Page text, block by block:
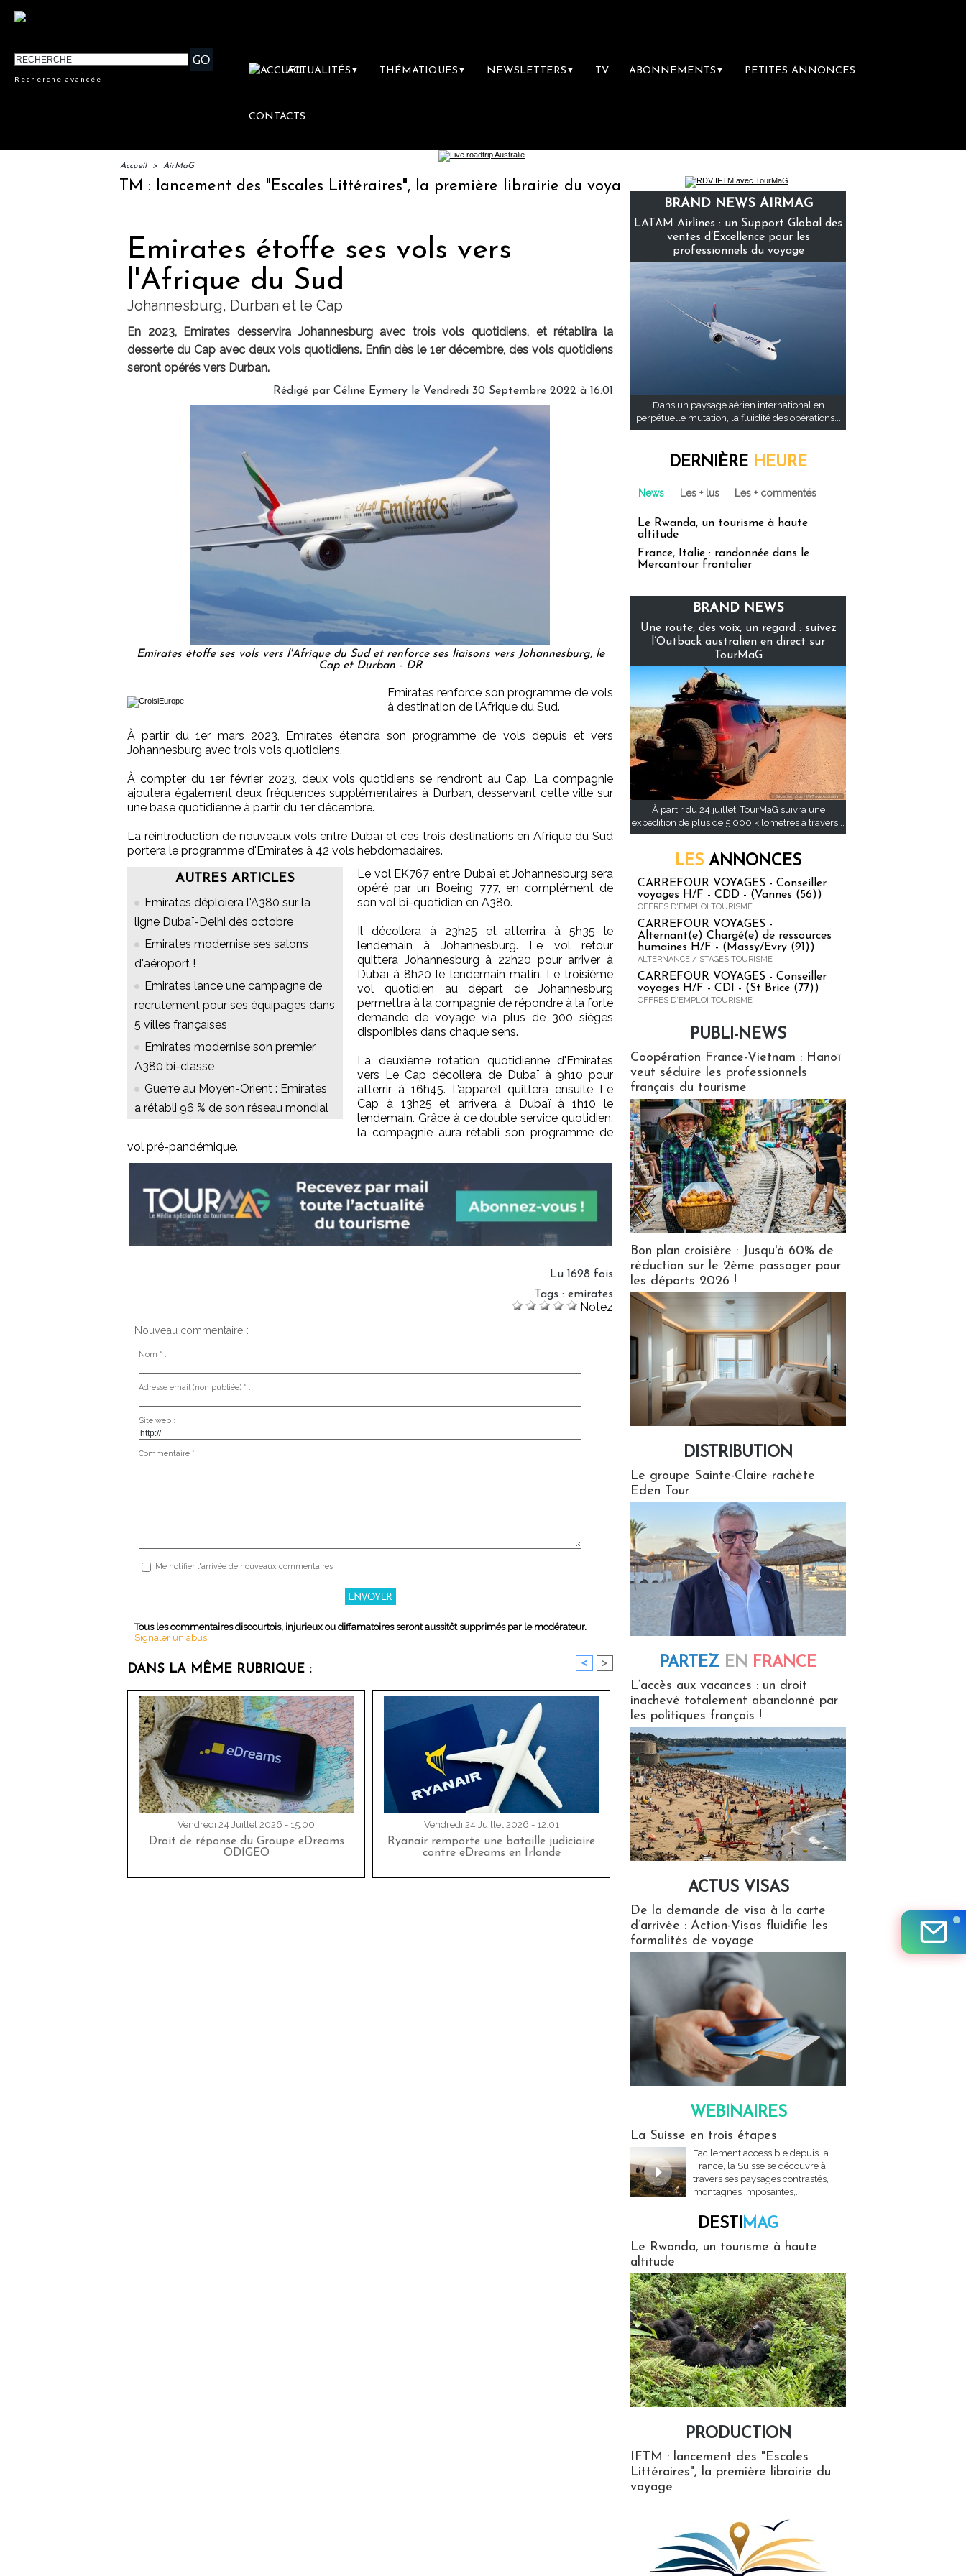
Recherche avancée
ACTUALITÉS ▼ THÉMATIQUES ▼ NEWSLETTERS ▼ TV ABONNEMENTS ▼ PETITES ANNONCES
CONTACTS
Accueil > AirMaG
IFTM : lancement des "Escales Littéraires", la première librairie du voyage Le groupe Sainte-Claire rachète Eden Tour
Emirates étoffe ses vols vers
l'Afrique du Sud
Johannesburg, Durban et le Cap
En 2023, Emirates desservira Johannesburg avec trois vols quotidiens, et rétablira la
desserte du Cap avec deux vols quotidiens. Enfin dès le 1er décembre, des vols quotidiens
seront opérés vers Durban.
Rédigé par Céline Eymery le Vendredi 30 Septembre 2022 à 16:01
Emirates étoffe ses vols vers l'Afrique du Sud et renforce ses liaisons vers Johannesburg, le
Cap et Durban - DR
Emirates renforce son programme de vols
à destination de l'Afrique du Sud.
À partir du 1er mars 2023, Emirates étendra son programme de vols depuis et vers
Johannesburg avec trois vols quotidiens.
À compter du 1er février 2023, deux vols quotidiens se rendront au Cap. La compagnie
ajoutera également deux fréquences supplémentaires à Durban, desservant cette ville sur
une base quotidienne à partir du 1er décembre.
La réintroduction de nouveaux vols entre Dubaï et ces trois destinations en Afrique du Sud
portera le programme d'Emirates à 42 vols hebdomadaires.
AUTRES ARTICLES
Emirates déploiera l'A380 sur la
ligne Dubaï-Delhi dès octobre
Emirates modernise ses salons
d'aéroport !
Emirates lance une campagne de
recrutement pour ses équipages dans
5 villes françaises
Emirates modernise son premier
A380 bi-classe
Guerre au Moyen-Orient : Emirates
a rétabli 96 % de son réseau mondial
Le vol EK767 entre Dubaï et Johannesburg sera
opéré par un Boeing 777, en complément de
son vol bi-quotidien en A380.
Il décollera à 23h25 et atterrira à 5h35 le
lendemain à Johannesburg. Le vol retour
quittera Johannesburg à 22h20 pour arriver à
Dubaï à 8h20 le lendemain matin. Le troisième
vol quotidien au départ de Johannesburg
permettra à la compagnie de répondre à la forte
demande de voyage via plus de 300 sièges
disponibles dans chaque sens.
La deuxième rotation quotidienne d'Emirates
vers Le Cap décollera de Dubaï à 9h10 pour
atterrir à 16h45. L’appareil quittera ensuite Le
Cap à 13h25 et arrivera à Dubaï à 1h10 le
lendemain. Grâce à ce double service quotidien,
la compagnie aura rétabli son programme de
vol pré-pandémique.
Lu 1698 fois
Tags : emirates
Notez
Nouveau commentaire :
Nom * :
Adresse email (non publiée) * :
Site web :
Commentaire * :
Me notifier l'arrivée de nouveaux commentaires
Tous les commentaires discourtois, injurieux ou diffamatoires seront aussitôt supprimés par le modérateur.
Signaler un abus
DANS LA MÊME RUBRIQUE : < >
Vendredi 24 Juillet 2026 - 15:00
Droit de réponse du Groupe eDreams
ODIGEO
Vendredi 24 Juillet 2026 - 12:01
Ryanair remporte une bataille judiciaire
contre eDreams en Irlande
BRAND NEWS AIRMAG
LATAM Airlines : un Support Global des
ventes d’Excellence pour les
professionnels du voyage
Dans un paysage aérien international en
perpétuelle mutation, la fluidité des opérations...
DERNIÈRE HEURE
News Les + lus Les + commentés
Le Rwanda, un tourisme à haute
altitude
France, Italie : randonnée dans le
Mercantour frontalier
BRAND NEWS
Une route, des voix, un regard : suivez
l’Outback australien en direct sur
TourMaG
À partir du 24 juillet, TourMaG suivra une
expédition de plus de 5 000 kilomètres à travers...
LES ANNONCES
CARREFOUR VOYAGES - Conseiller
voyages H/F - CDD - (Vannes (56))
OFFRES D'EMPLOI TOURISME
CARREFOUR VOYAGES -
Alternant(e) Chargé(e) de ressources
humaines H/F - (Massy/Evry (91))
ALTERNANCE / STAGES TOURISME
CARREFOUR VOYAGES - Conseiller
voyages H/F - CDI - (St Brice (77))
OFFRES D'EMPLOI TOURISME
PUBLI-NEWS
Coopération France-Vietnam : Hanoï
veut séduire les professionnels
français du tourisme
Bon plan croisière : Jusqu'à 60% de
réduction sur le 2ème passager pour
les départs 2026 !
DISTRIBUTION
Le groupe Sainte-Claire rachète
Eden Tour
PARTEZ EN FRANCE
L’accès aux vacances : un droit
inachevé totalement abandonné par
les politiques français !
ACTUS VISAS
De la demande de visa à la carte
d’arrivée : Action-Visas fluidifie les
formalités de voyage
WEBINAIRES
La Suisse en trois étapes
Facilement accessible depuis la
France, la Suisse se découvre à
travers ses paysages contrastés,
montagnes imposantes,...
DESTIMAG
Le Rwanda, un tourisme à haute
altitude
PRODUCTION
IFTM : lancement des "Escales
Littéraires", la première librairie du
voyage